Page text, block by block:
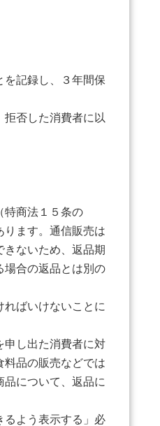
記録し、３年間保
否した消費者に以
特商法１５条の
ります。通信販売は
ないため、返品期
場合の返品とは別の
ばいけないことに
申し出た消費者に対
料品の販売などでは
について、返品に
るよう表示する」必